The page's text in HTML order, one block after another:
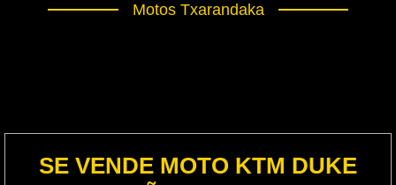
Motos Txarandaka
SE VENDE MOTO KTM DUKE